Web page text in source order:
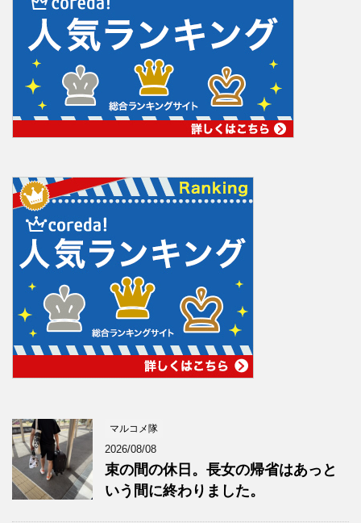
マルコメ隊
2026/08/08
束の間の休日。長女の帰省はあっと
いう間に終わりました。